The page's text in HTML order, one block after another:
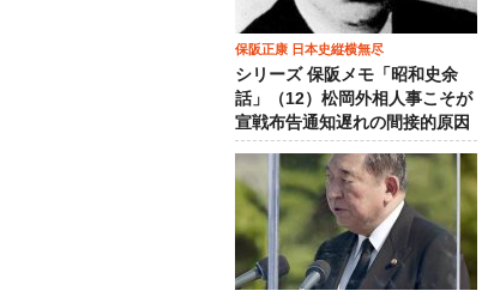
保阪正康 日本史縦横無尽
シリーズ 保阪メモ「昭和史余
話」（12）松岡外相人事こそが
宣戦布告通知遅れの間接的原因